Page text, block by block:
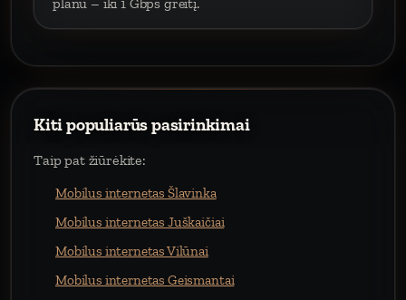
Kiti populiarūs pasirinkimai
Taip pat žiūrėkite:
Mobilus internetas Šlavinka
Mobilus internetas Juškaičiai
Mobilus internetas Vilūnai
Mobilus internetas Geismantai